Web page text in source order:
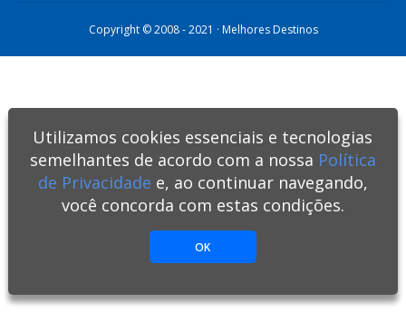
Copyright © 2008 - 2021 · Melhores Destinos
Utilizamos cookies essenciais e tecnologias
semelhantes de acordo com a nossa Política
de Privacidade e, ao continuar navegando,
você concorda com estas condições.
OK